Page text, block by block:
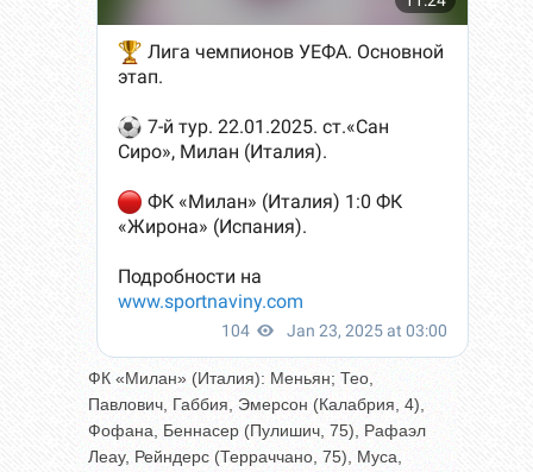
ФК «Милан» (Италия): Меньян; Тео,
Павлович, Габбия, Эмерсон (Калабрия, 4),
Фофана, Беннасер (Пулишич, 75), Рафаэл
Леау, Рейндерс (Терраччано, 75), Муса,